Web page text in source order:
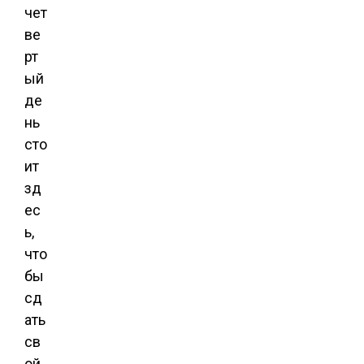
чет
ве
рт
ый
де
нь
сто
ит
зд
ес
ь,
что
бы
сд
ать
св